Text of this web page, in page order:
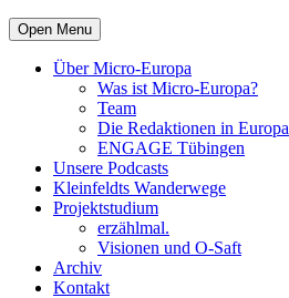
Open Menu
Über Micro-Europa
Was ist Micro-Europa?
Team
Die Redaktionen in Europa
ENGAGE Tübingen
Unsere Podcasts
Kleinfeldts Wanderwege
Projektstudium
erzählmal.
Visionen und O-Saft
Archiv
Kontakt